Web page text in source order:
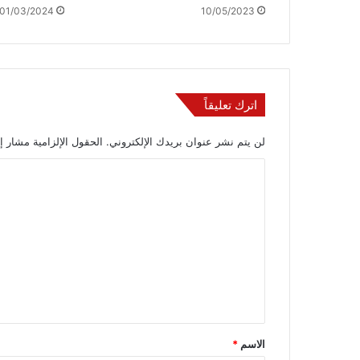
10/05/2023
01/03/2024
اترك تعليقاً
لن يتم نشر عنوان بريدك الإلكتروني. الحقول الإلزامية مشار
*
الاسم *